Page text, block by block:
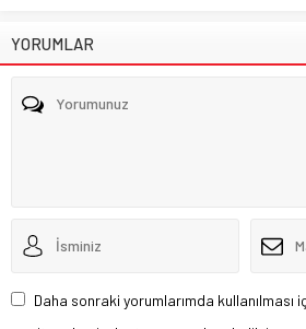
YORUMLAR
Daha sonraki yorumlarımda